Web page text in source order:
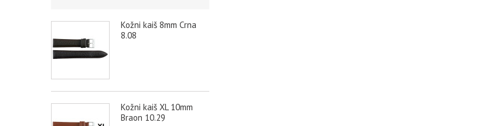
Kožni kaiš 8mm Crna
8.08
Kožni kaiš XL 10mm
Braon 10.29